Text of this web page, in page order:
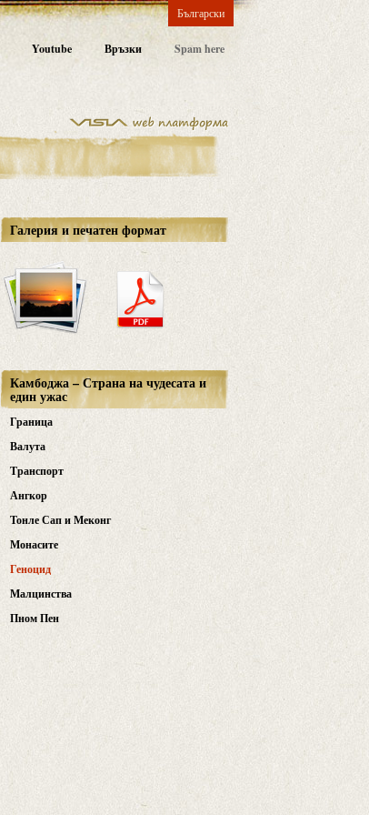
Български
Youtube Връзки Spam here
Галерия и печатен формат
Камбоджа – Страна на чудесата и
един ужас
Граница
Валута
Транспорт
Ангкор
Тонле Сап и Меконг
Монасите
Геноцид
Малцинства
Пном Пен